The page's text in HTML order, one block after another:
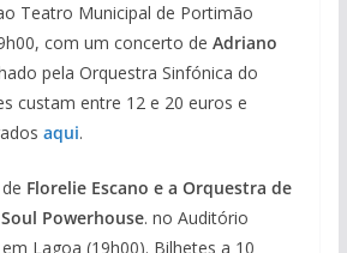
Teatro Municipal de Portimão
com um concerto de Adriano
pela Orquestra Sinfónica do
custam entre 12 e 20 euros e
aqui.
Florelie Escano e a Orquestra de
Powerhouse. no Auditório
Lagoa (19h00). Bilhetes a 10